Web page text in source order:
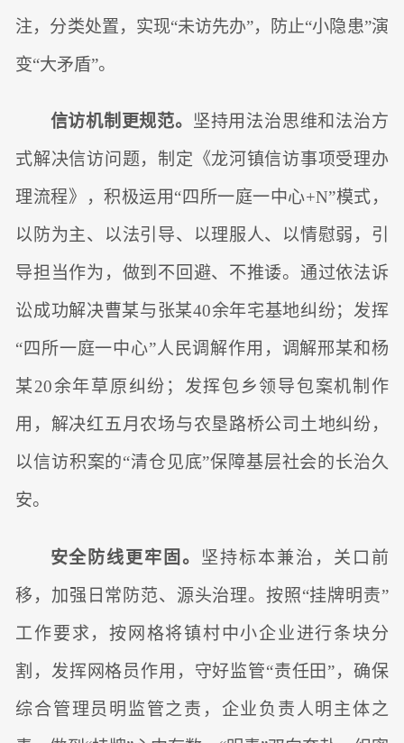
注，分类处置，实现“未访先办”，防止“小隐患”演
变“大矛盾”。
信访机制更规范。 坚持用法治思维和法治方
式解决信访问题，制定《龙河镇信访事项受理办
理流程》，积极运用“四所一庭一中心+N”模式，
以防为主、以法引导、以理服人、以情慰弱，引
导担当作为，做到不回避、不推诿。通过依法诉
讼成功解决曹某与张某40余年宅基地纠纷；发挥
“四所一庭一中心”人民调解作用，调解邢某和杨
某20余年草原纠纷；发挥包乡领导包案机制作
用，解决红五月农场与农垦路桥公司土地纠纷，
以信访积案的“清仓见底”保障基层社会的长治久
安。
安全防线更牢固。 坚持标本兼治，关口前
移，加强日常防范、源头治理。按照“挂牌明责”
工作要求，按网格将镇村中小企业进行条块分
割，发挥网格员作用，守好监管“责任田”，确保
综合管理员明监管之责，企业负责人明主体之